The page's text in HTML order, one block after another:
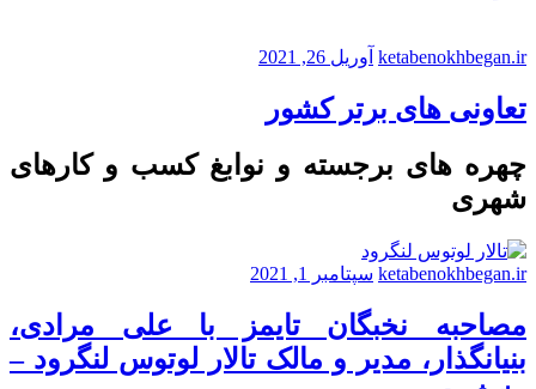
ketabenokhbegan.ir آوریل 26, 2021
تعاونی های برتر کشور
چهره های برجسته و نوابغ کسب و کارهای
شهری
ketabenokhbegan.ir سپتامبر 1, 2021
مصاحبه نخبگان تایمز با علی مرادی،
بنیانگذار، مدیر و مالک تالار لوتوس لنگرود –